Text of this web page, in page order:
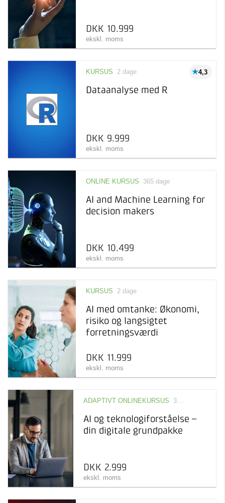
DKK 10.999
ekskl. moms
4,3
KURSUS 2 dage
Dataanalyse med R
DKK 9.999
ekskl. moms
ONLINE KURSUS 365 dage
AI and Machine Learning for
decision makers
DKK 10.499
ekskl. moms
KURSUS 2 dage
AI med omtanke: Økonomi,
risiko og langsigtet
forretningsværdi
DKK 11.999
ekskl. moms
ADAPTIVT ONLINEKURSUS
AI og teknologiforståelse –
din digitale grundpakke
DKK 2.999
ekskl. moms